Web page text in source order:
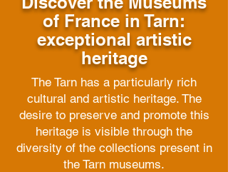
of France in Tarn:
exceptional artistic
heritage
The Tarn has a particularly rich
cultural and artistic heritage. The
desire to preserve and promote this
heritage is visible through the
diversity of the collections present in
the Tarn museums.